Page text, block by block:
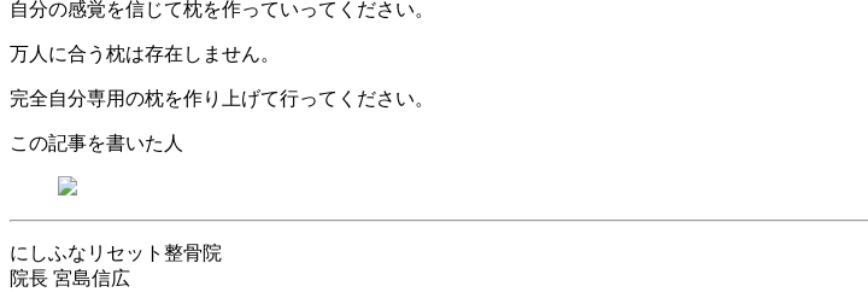
自分の感覚を信じて枕を作っていってください。
万人に合う枕は存在しません。
完全自分専用の枕を作り上げて行ってください。
この記事を書いた人
にしふなリセット整骨院
院長 宮島信広